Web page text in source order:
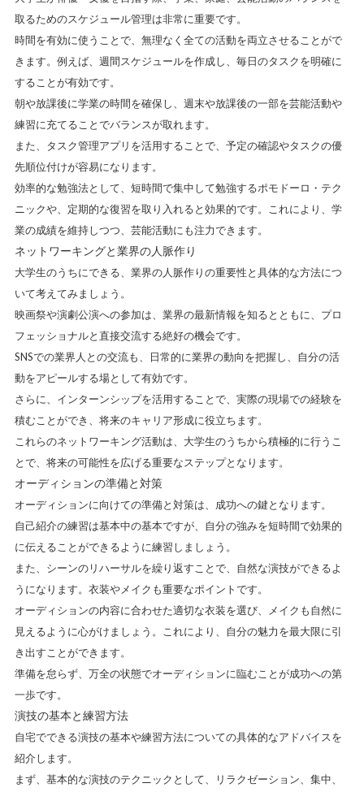
取るためのスケジュール管理は非常に重要です。
時間を有効に使うことで、無理なく全ての活動を両立させることがで
きます。例えば、週間スケジュールを作成し、毎日のタスクを明確に
することが有効です。
朝や放課後に学業の時間を確保し、週末や放課後の一部を芸能活動や
練習に充てることでバランスが取れます。
また、タスク管理アプリを活用することで、予定の確認やタスクの優
先順位付けが容易になります。
効率的な勉強法として、短時間で集中して勉強するポモドーロ・テク
ニックや、定期的な復習を取り入れると効果的です。これにより、学
業の成績を維持しつつ、芸能活動にも注力できます。
ネットワーキングと業界の人脈作り
大学生のうちにできる、業界の人脈作りの重要性と具体的な方法につ
いて考えてみましょう。
映画祭や演劇公演への参加は、業界の最新情報を知るとともに、プロ
フェッショナルと直接交流する絶好の機会です。
SNSでの業界人との交流も、日常的に業界の動向を把握し、自分の活
動をアピールする場として有効です。
さらに、インターンシップを活用することで、実際の現場での経験を
積むことができ、将来のキャリア形成に役立ちます。
これらのネットワーキング活動は、大学生のうちから積極的に行うこ
とで、将来の可能性を広げる重要なステップとなります。
オーディションの準備と対策
オーディションに向けての準備と対策は、成功への鍵となります。
自己紹介の練習は基本中の基本ですが、自分の強みを短時間で効果的
に伝えることができるように練習しましょう。
また、シーンのリハーサルを繰り返すことで、自然な演技ができるよ
うになります。衣装やメイクも重要なポイントです。
オーディションの内容に合わせた適切な衣装を選び、メイクも自然に
見えるように心がけましょう。これにより、自分の魅力を最大限に引
き出すことができます。
準備を怠らず、万全の状態でオーディションに臨むことが成功への第
一歩です。
演技の基本と練習方法
自宅でできる演技の基本や練習方法についての具体的なアドバイスを
紹介します。
まず、基本的な演技のテクニックとして、リラクゼーション、集中、